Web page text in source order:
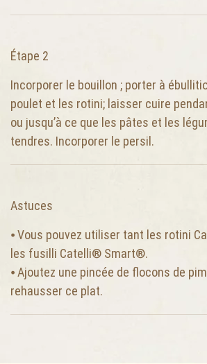
Étape 2
Incorporer le bouillon ; porter à
poulet et les rotini; laisser cuire
ou jusqu’à ce que les pâtes et les
tendres. Incorporer le persil.
Astuces
⦁ Vous pouvez utiliser tant les rotini
les fusilli Catelli® Smart®.
⦁ Ajoutez une pincée de flocons de
rehausser ce plat.